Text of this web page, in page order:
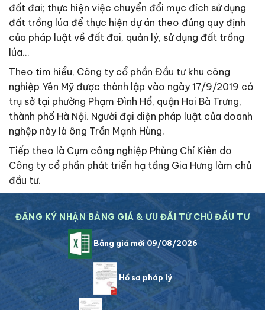
đất đai; thực hiện việc chuyển đổi mục đích sử dụng
đất trồng lúa để thực hiện dự án theo đúng quy định
của pháp luật về đất đai, quản lý, sử dụng đất trồng
lúa…
Theo tìm hiểu, Công ty cổ phần Đầu tư khu công
nghiệp Yên Mỹ được thành lập vào ngày 17/9/2019 có
trụ sở tại phường Phạm Đình Hổ, quận Hai Bà Trưng,
thành phố Hà Nội. Người đại diện pháp luật của doanh
nghệp này là ông Trần Mạnh Hùng.
Tiếp theo là Cụm công nghiệp Phùng Chí Kiên do
Công ty cổ phần phát triển hạ tầng Gia Hưng làm chủ
đầu tư.
ĐĂNG KÝ NHẬN BẢNG GIÁ & ƯU ĐÃI TỪ CHỦ ĐẦU TƯ
Bảng giá mới 09/08/2026
Hồ sơ pháp lý